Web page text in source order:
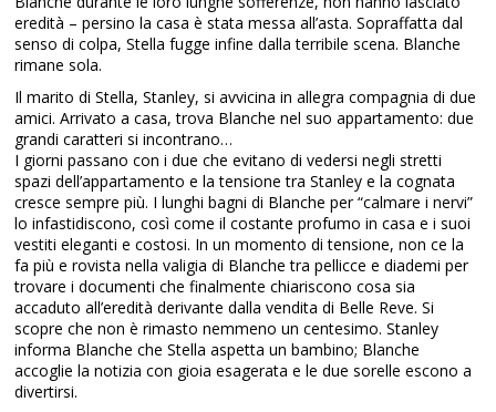
eredità – persino la casa è stata messa all’asta. Sopraffatta dal
senso di colpa, Stella fugge infine dalla terribile scena. Blanche
rimane sola.
Il marito di Stella, Stanley, si avvicina in allegra compagnia di due
amici. Arrivato a casa, trova Blanche nel suo appartamento: due
grandi caratteri si incontrano…
I giorni passano con i due che evitano di vedersi negli stretti
spazi dell’appartamento e la tensione tra Stanley e la cognata
cresce sempre più. I lunghi bagni di Blanche per “calmare i nervi”
lo infastidiscono, così come il costante profumo in casa e i suoi
vestiti eleganti e costosi. In un momento di tensione, non ce la
fa più e rovista nella valigia di Blanche tra pellicce e diademi per
trovare i documenti che finalmente chiariscono cosa sia
accaduto all’eredità derivante dalla vendita di Belle Reve. Si
scopre che non è rimasto nemmeno un centesimo. Stanley
informa Blanche che Stella aspetta un bambino; Blanche
accoglie la notizia con gioia esagerata e le due sorelle escono a
divertirsi.